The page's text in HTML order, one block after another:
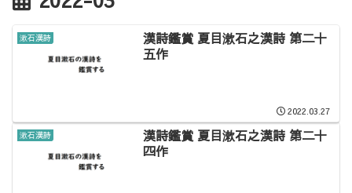
漱石漢詩
漢詩鑑賞 夏目漱石之漢詩 第二十
五作
2022.03.27
漱石漢詩
漢詩鑑賞 夏目漱石之漢詩 第二十
四作